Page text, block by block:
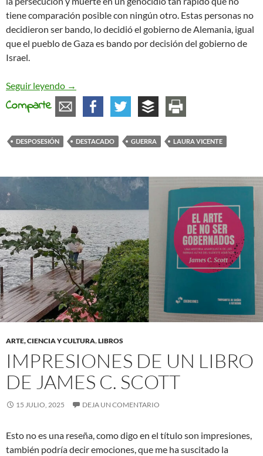
tiene comparación posible con ningún otro. Estas personas no
decidieron ser bando, lo decidió el gobierno de Alemania, igual
que el pueblo de Gaza es bando por decisión del gobierno de
Israel.
Seguir leyendo La guerra como desposesión
→
Comparte
DESPOSESIÓN DESTACADO GUERRA LAURA VICENTE
ARTE, CIENCIA Y CULTURA,LIBROS
IMPRESIONES DE UN LIBRO
DE JAMES C. SCOTT
15 JULIO, 2025 DEJA UN COMENTARIO
Esto no es una reseña, como digo en el título son impresiones,
también podría decir emociones, que me ha suscitado la